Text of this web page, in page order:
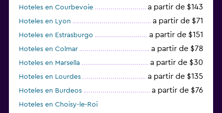
Hoteles en Courbevoie a partir de $143
Hoteles en Lyon a partir de $71
Hoteles en Estrasburgo a partir de $151
Hoteles en Colmar a partir de $78
Hoteles en Marsella a partir de $30
Hoteles en Lourdes a partir de $135
Hoteles en Burdeos a partir de $76
Hoteles en Choisy-le-Roi